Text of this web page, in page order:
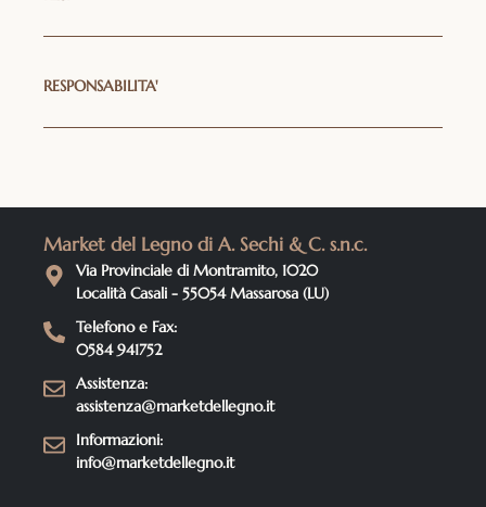
RESPONSABILITA'
Market del Legno di A. Sechi & C. s.n.c.
Via Provinciale di Montramito, 1020
Località Casali - 55054 Massarosa (LU)
Telefono e Fax:
0584 941752
Assistenza:
assistenza@marketdellegno.it
Informazioni:
info@marketdellegno.it